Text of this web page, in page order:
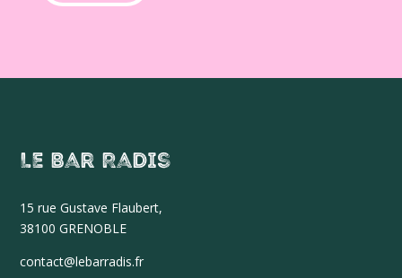
Le Bar Radis
15 rue Gustave Flaubert,
38100 GRENOBLE
contact@lebarradis.fr